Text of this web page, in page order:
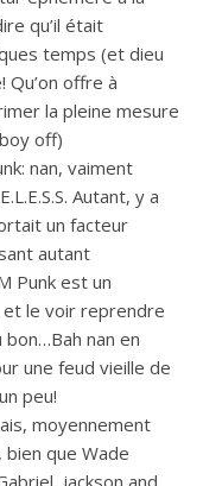
qu’il était
temps (et dieu
Qu’on offre à
la pleine mesure
off)
nan, vaiment
Autant, y a
un facteur
autant
Punk est un
et le voir reprendre
nan en
une feud vieille de
peu!
moyennement
bien que Wade
jackson and